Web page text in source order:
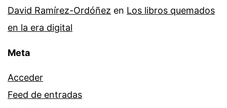
David Ramírez-Ordóñez en Los libros quemados
en la era digital
Meta
Acceder
Feed de entradas